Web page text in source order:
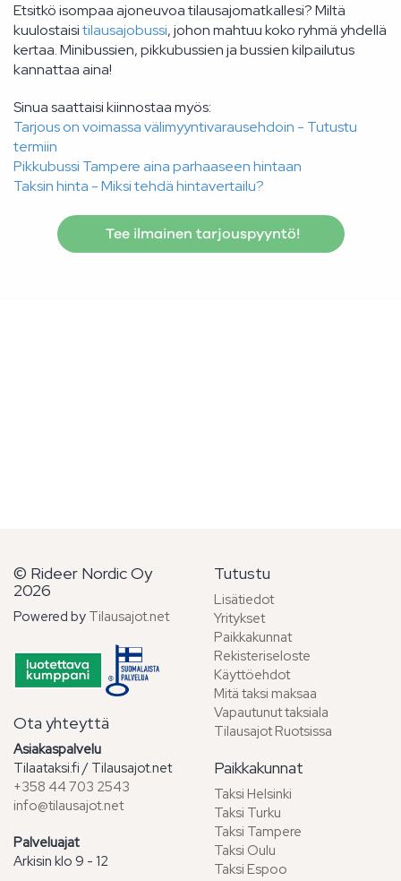
Etsitkö isompaa ajoneuvoa tilausajomatkallesi? Miltä
kuulostaisitilausajobussi, johon mahtuu koko ryhmä yhdellä
kertaa. Minibussien, pikkubussien ja bussien kilpailutus
kannattaa aina!
Sinua saattaisi kiinnostaa myös:
Tarjous on voimassa välimyyntivarausehdoin - Tutustu
termiin
Pikkubussi Tampere aina parhaaseen hintaan
Taksin hinta - Miksi tehdä hintavertailu?
Tee ilmainen tarjouspyyntö!
© Rideer Nordic Oy
2026
Powered by Tilausajot.net
Ota yhteyttä
Asiakaspalvelu
Tilaataksi.fi / Tilausajot.net
+358 44 703 2543
info@tilausajot.net
Palveluajat
Arkisin klo 9 - 12
Tutustu
Lisätiedot
Yritykset
Paikkakunnat
Rekisteriseloste
Käyttöehdot
Mitä taksi maksaa
Vapautunut taksiala
Tilausajot Ruotsissa
Paikkakunnat
Taksi Helsinki
Taksi Turku
Taksi Tampere
Taksi Oulu
Taksi Espoo